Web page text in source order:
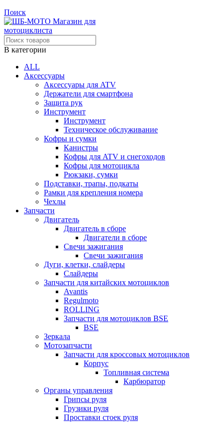
Поиск
В категории
ALL
Аксессуары
Аксессуары для ATV
Держатели для смартфона
Защита рук
Инструмент
Инструмент
Техническое обслуживание
Кофры и сумки
Канистры
Кофры для ATV и снегоходов
Кофры для мотоцикла
Рюкзаки, сумки
Подставки, трапы, подкаты
Рамки для крепления номера
Чехлы
Запчасти
Двигатель
Двигатель в сборе
Двигатели в сборе
Свечи зажигания
Свечи зажигания
Дуги, клетки, слайдеры
Слайдеры
Запчасти для китайских мотоциклов
Avantis
Regulmoto
ROLLING
Запчасти для мотоциклов BSE
BSE
Зеркала
Мотозапчасти
Запчасти для кроссовых мотоциклов
Корпус
Топливная система
Карбюратор
Органы управления
Грипсы руля
Грузики руля
Проставки стоек руля